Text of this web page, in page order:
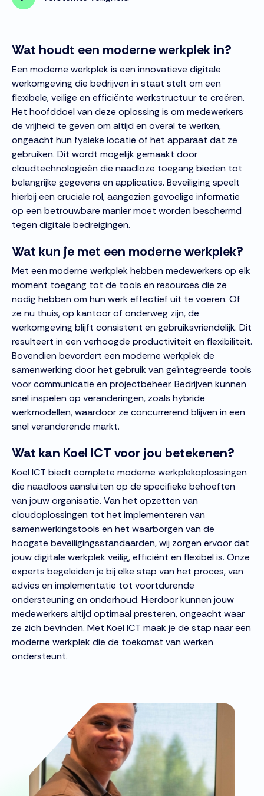
Wat houdt een moderne werkplek in?
Een moderne werkplek is een innovatieve digitale
werkomgeving die bedrijven in staat stelt om een
flexibele, veilige en efficiënte werkstructuur te creëren.
Het hoofddoel van deze oplossing is om medewerkers
de vrijheid te geven om altijd en overal te werken,
ongeacht hun fysieke locatie of het apparaat dat ze
gebruiken. Dit wordt mogelijk gemaakt door
cloudtechnologieën die naadloze toegang bieden tot
belangrijke gegevens en applicaties. Beveiliging speelt
hierbij een cruciale rol, aangezien gevoelige informatie
op een betrouwbare manier moet worden beschermd
tegen digitale bedreigingen.
Wat kun je met een moderne werkplek?
Met een moderne werkplek hebben medewerkers op elk
moment toegang tot de tools en resources die ze
nodig hebben om hun werk effectief uit te voeren. Of
ze nu thuis, op kantoor of onderweg zijn, de
werkomgeving blijft consistent en gebruiksvriendelijk. Dit
resulteert in een verhoogde productiviteit en flexibiliteit.
Bovendien bevordert een moderne werkplek de
samenwerking door het gebruik van geïntegreerde tools
voor communicatie en projectbeheer. Bedrijven kunnen
snel inspelen op veranderingen, zoals hybride
werkmodellen, waardoor ze concurrerend blijven in een
snel veranderende markt.
Wat kan Koel ICT voor jou betekenen?
Koel ICT biedt complete moderne werkplekoplossingen
die naadloos aansluiten op de specifieke behoeften
van jouw organisatie. Van het opzetten van
cloudoplossingen tot het implementeren van
samenwerkingstools en het waarborgen van de
hoogste beveiligingsstandaarden, wij zorgen ervoor dat
jouw digitale werkplek veilig, efficiënt en flexibel is. Onze
experts begeleiden je bij elke stap van het proces, van
advies en implementatie tot voortdurende
ondersteuning en onderhoud. Hierdoor kunnen jouw
medewerkers altijd optimaal presteren, ongeacht waar
ze zich bevinden. Met Koel ICT maak je de stap naar een
moderne werkplek die de toekomst van werken
ondersteunt.